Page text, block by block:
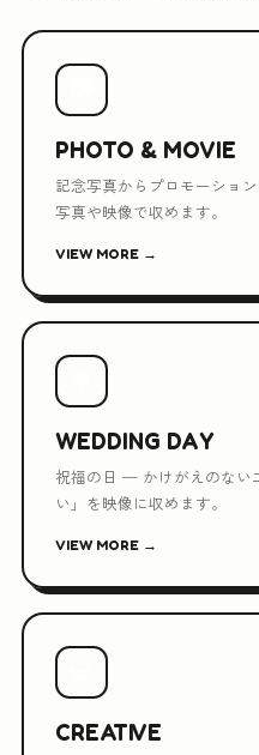
PHOTO & MOVIE
記念写真からプロモーショ
写真や映像で収めます。
VIEW MORE →
WEDDING DAY
祝福の日 — かけがえのない
い」を映像に収めます。
VIEW MORE →
CREATIVE